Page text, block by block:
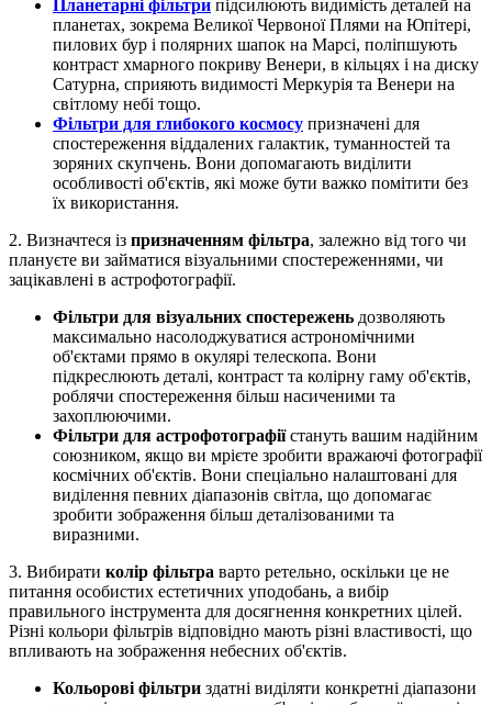
Планетарні фільтри підсилюють видимість деталей на
планетах, зокрема Великої Червоної Плями на Юпітері,
пилових бур і полярних шапок на Марсі, поліпшують
контраст хмарного покриву Венери, в кільцях і на диску
Сатурна, сприяють видимості Меркурія та Венери на
світлому небі тощо.
Фільтри для глибокого космосу призначені для
спостереження віддалених галактик, туманностей та
зоряних скупчень. Вони допомагають виділити
особливості об'єктів, які може бути важко помітити без
їх використання.
2. Визначтеся із призначенням фільтра, залежно від того чи
плануєте ви займатися візуальними спостереженнями, чи
зацікавлені в астрофотографії.
Фільтри для візуальних спостережень дозволяють
максимально насолоджуватися астрономічними
об'єктами прямо в окулярі телескопа. Вони
підкреслюють деталі, контраст та колірну гаму об'єктів,
роблячи спостереження більш насиченими та
захоплюючими.
Фільтри для астрофотографіїстануть вашим надійним
союзником, якщо ви мрієте зробити вражаючі фотографії
космічних об'єктів. Вони спеціально налаштовані для
виділення певних діапазонів світла, що допомагає
зробити зображення більш деталізованими та
виразними.
3. Вибирати колір фільтра варто ретельно, оскільки це не
питання особистих естетичних уподобань, а вибір
правильного інструмента для досягнення конкретних цілей.
Різні кольори фільтрів відповідно мають різні властивості, що
впливають на зображення небесних об'єктів.
Кольорові фільтри здатні виділяти конкретні діапазони